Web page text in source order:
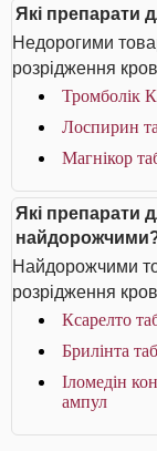
Які препарати
Недорогими
розрідження
Тромболік
Лоспирин
Магнікор
Які препарати
Найдорожчими
розрідження
Ксарелто
Брилінта
Іломедін
ампул